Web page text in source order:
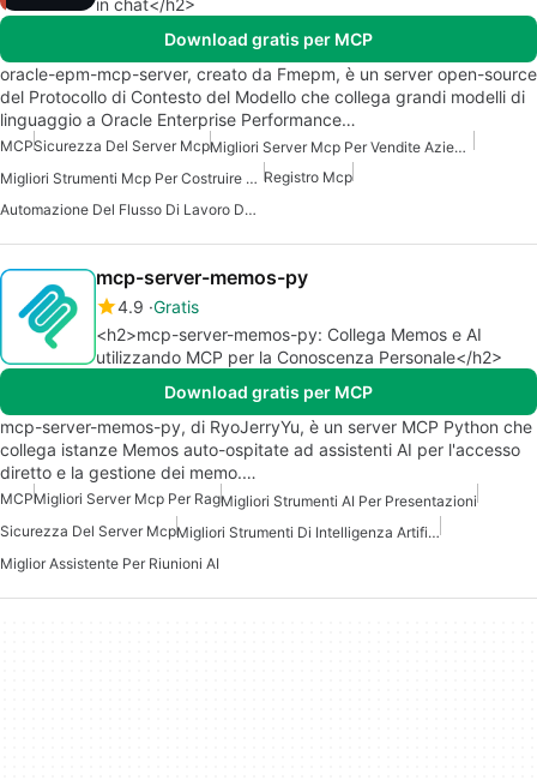
Download gratis per MCP
oracle-epm-mcp-server, creato da Fmepm, è un server open-source
del Protocollo di Contesto del Modello che collega grandi modelli di
linguaggio a Oracle Enterprise Performance…
MCPSicurezza Del Server Mcp
Migliori Server Mcp Per Vendite Aziendali Marketing
Migliori Strumenti Mcp Per Costruire Agenti Ai Registro Mcp
Automazione Del Flusso Di Lavoro Del Server Mcp
mcp-server-memos-py
4.9 Gratis
<h2>mcp-server-memos-py: Collega Memos e AI
utilizzando MCP per la Conoscenza Personale</h2>
Download gratis per MCP
mcp-server-memos-py, di RyoJerryYu, è un server MCP Python che
collega istanze Memos auto-ospitate ad assistenti AI per l'accesso
diretto e la gestione dei memo.…
MCPMigliori Server Mcp Per RagMigliori Strumenti AI Per Presentazioni
Sicurezza Del Server Mcp
Migliori Strumenti Di Intelligenza Artificiale Per I Product Manager
Miglior Assistente Per Riunioni AI